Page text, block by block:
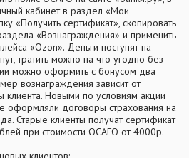
кабинет в раздел «Мои
«Получить сертификат», скопировать
«Вознаграждения» и применить
«Ozon». Деньги поступят на
тратить можно на что угодно без
можно оформить с бонусом два
вознаграждения зависит от
клиента. Новыми по условиям акции
оформляли договоры страхования на
Старые клиенты получат сертификат
при стоимости ОСАГО от 4000р.